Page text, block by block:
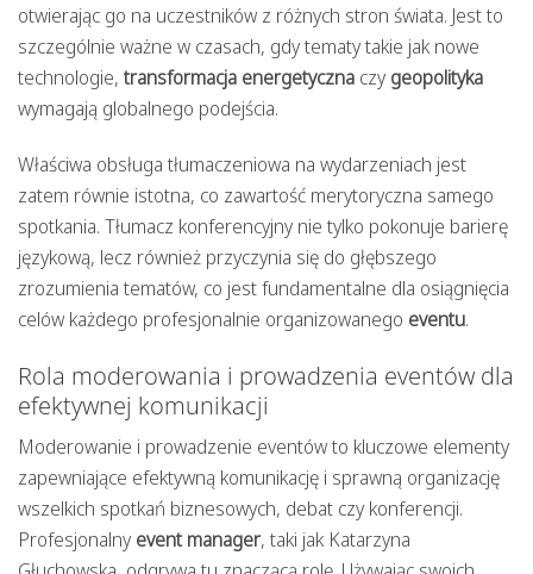
otwierając go na uczestników z różnych stron świata. Jest to
szczególnie ważne w czasach, gdy tematy takie jak nowe
technologie,transformacja energetyczna czy geopolityka
wymagają globalnego podejścia.
Właściwa obsługa tłumaczeniowa na wydarzeniach jest
zatem równie istotna, co zawartość merytoryczna samego
spotkania. Tłumacz konferencyjny nie tylko pokonuje barierę
językową, lecz również przyczynia się do głębszego
zrozumienia tematów, co jest fundamentalne dla osiągnięcia
celów każdego profesjonalnie organizowanego eventu.
Rola moderowania i prowadzenia eventów dla
efektywnej komunikacji
Moderowanie i prowadzenie eventów to kluczowe elementy
zapewniające efektywną komunikację i sprawną organizację
wszelkich spotkań biznesowych, debat czy konferencji.
Profesjonalny event manager, taki jak Katarzyna